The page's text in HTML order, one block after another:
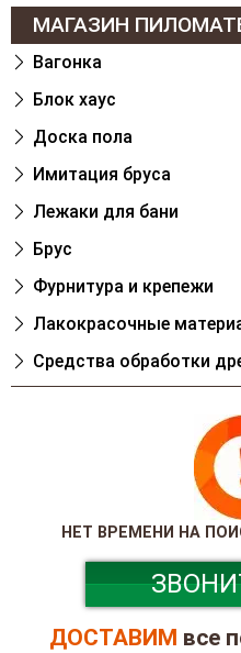
МАГАЗИН
Вагонка
Блок хаус
Доска пола
Имитация бруса
Лежаки для бани
Брус
Фурнитура и крепежи
Лакокрасочные
Cредства обработки
НЕТ ВРЕМЕНИ НА
ДОСТАВИМ все